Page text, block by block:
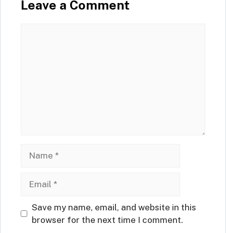
Leave a Comment
Website
Save my name, email, and website in this
browser for the next time I comment.